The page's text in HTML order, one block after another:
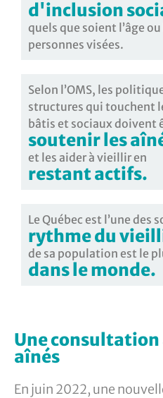
d'inclusion
quels que soient l’âge
personnes visées.
Selon l’OMS, les
structures qui touchent
bâtis et sociaux doivent
soutenir les
et les aider à vieillir en
restant actifs.
Le Québec est l’une des
rythme du
de sa population est le
dans le monde.
Une consultation
aînés
En juin 2022, une